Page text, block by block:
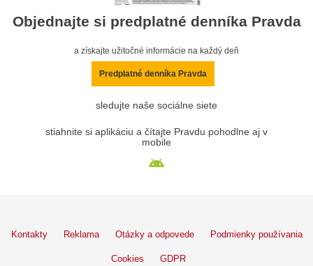
Objednajte si predplatné denníka Pravda
a získajte užitočné informácie na každý deň
Predplatné denníka Pravda
sledujte naše sociálne siete
stiahnite si aplikáciu a čítajte Pravdu pohodlne aj v
mobile
Kontakty Reklama Otázky a odpovede Podmienky používania
Cookies GDPR